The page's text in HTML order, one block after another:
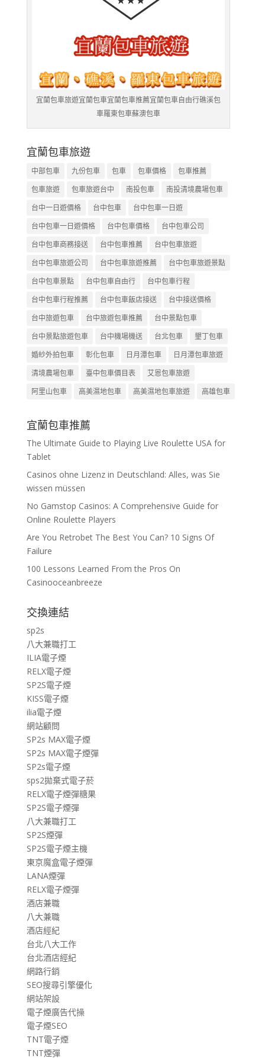
宜蘭包車旅遊宜蘭包車宜蘭包車推薦宜蘭包車自由行礁溪包
車羅東包車蘇澳包車
宜蘭包車旅遊
中部包車 九份包車 包車 包車價格
包車推薦
包車旅遊
包車旅遊台中 南投包車
南投清境農場包車
台中一日遊價格
台中包車
台中包車一日遊
台中包車一日遊價格
台中包車價格
台中包車公司
台中包車商務接送
台中包車推薦
台中包車旅遊
台中包車旅遊公司
台中包車旅遊推薦
台中包車旅遊景點
台中包車景點
台中包車自由行
台中包車行程
台中包車行程推薦
台中包車飯店接送
台中接送價格
台中旅遊包車
台中旅遊包車推薦
台中景點包車
台中景點旅遊包車
台中機場機送 台北包車
墾丁包車
婚紗外拍包車
彰化包車 日月潭包車
日月潭包車旅遊
清境農場包車
臺中包車價目表
艾恩包車旅遊
阿里山包車
高美濕地包車 高美濕地包車旅遊 高雄包車
宜蘭包車推薦
The Ultimate Guide to Playing Live Roulette USA for
Tablet
Casinos ohne Lizenz in Deutschland: Alles, was Sie
wissen müssen
No Gamstop Casinos: A Comprehensive Guide for
Online Roulette Players
Are You Retrobet The Best You Can? 10 Signs Of
Failure
100 Lessons Learned From the Pros On
Casinooceanbreeze
交換連結
sp2s
八大兼職打工
ILIA電子煙
RELX電子煙
SP2S電子煙
KISS電子煙
ilia電子煙
網站顧問
SP2s MAX電子煙
SP2s MAX電子煙彈
SP2s電子煙
sps2拋棄式電子菸
RELX電子煙彈糖果
SP2S電子煙彈
八大兼職打工
SP2S煙彈
SP2S電子煙主機
東京魔盒電子煙彈
LANA煙彈
RELX電子煙彈
酒店兼職
八大兼職
酒店經紀
台北八大工作
台北酒店經紀
網路行銷
SEO搜尋引擎優化
網站架設
電子煙廣告代操
電子煙SEO
TNT電子煙
TNT煙彈